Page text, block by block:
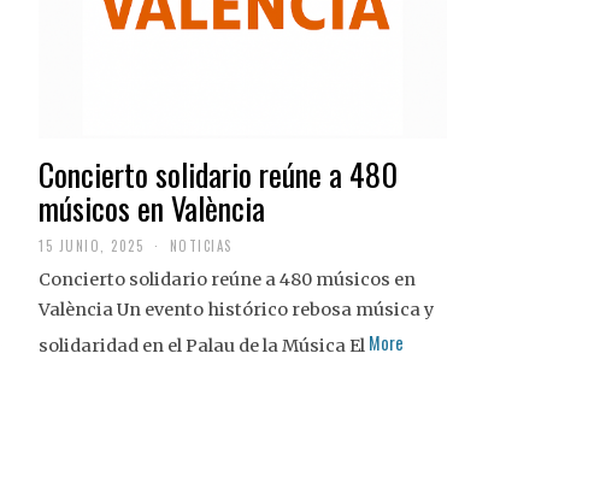
Concierto solidario reúne a 480
músicos en València
15 JUNIO, 2025 NOTICIAS
Concierto solidario reúne a 480 músicos en
València Un evento histórico rebosa música y
solidaridad en el Palau de la Música El More